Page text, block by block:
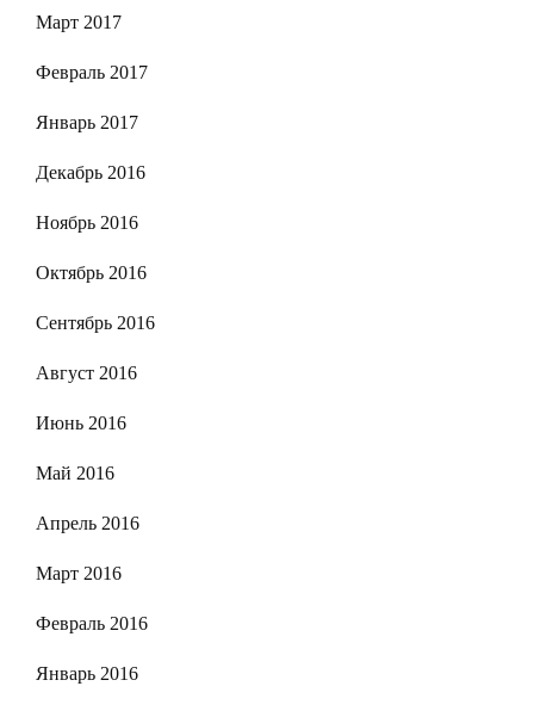
Март 2017
Февраль 2017
Январь 2017
Декабрь 2016
Ноябрь 2016
Октябрь 2016
Сентябрь 2016
Август 2016
Июнь 2016
Май 2016
Апрель 2016
Март 2016
Февраль 2016
Январь 2016